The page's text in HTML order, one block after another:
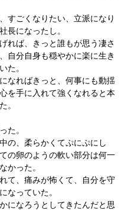
すごくなりたい、立派になり
長になったし。
れば、きっと誰もが思う凄さ
自分自身も穏やかに楽に生き
た。
なればきっと、何事にも動揺
を手に入れて強くなれると本
。
た。
の、柔らかくてぷにぷにし
の卵のようの軟い部分は何一
かった。
て、痛みが怖くて、自分を守
なっていた。
になろうとしてきたんだと思